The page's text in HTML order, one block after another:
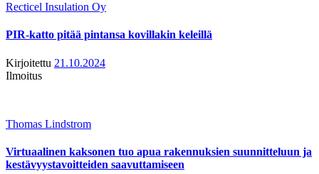
Recticel Insulation Oy
PIR-katto pitää pintansa kovillakin keleillä
Kirjoitettu 21.10.2024
Ilmoitus
Thomas Lindstrom
Virtuaalinen kaksonen tuo apua rakennuksien suunnitteluun ja
kestävyystavoitteiden saavuttamiseen